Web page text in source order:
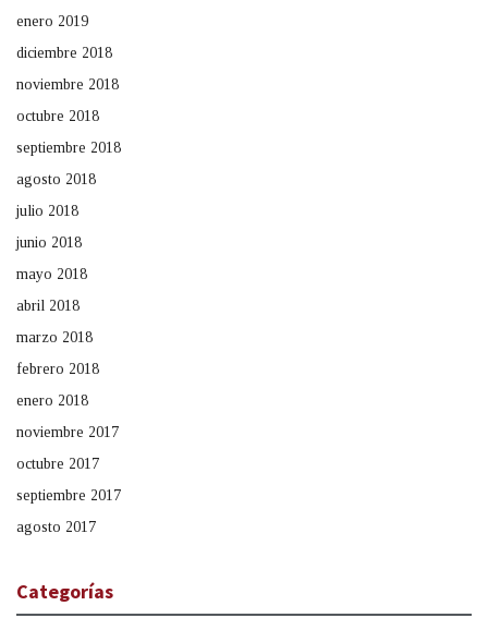
enero 2019
diciembre 2018
noviembre 2018
octubre 2018
septiembre 2018
agosto 2018
julio 2018
junio 2018
mayo 2018
abril 2018
marzo 2018
febrero 2018
enero 2018
noviembre 2017
octubre 2017
septiembre 2017
agosto 2017
Categorías